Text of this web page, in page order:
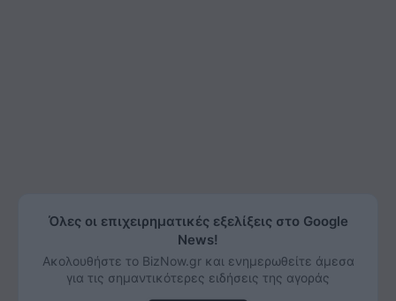
Όλες οι επιχειρηματικές εξελίξεις στο Google
News!
Ακολουθήστε το BizNow.gr και ενημερωθείτε άμεσα
για τις σημαντικότερες ειδήσεις της αγοράς